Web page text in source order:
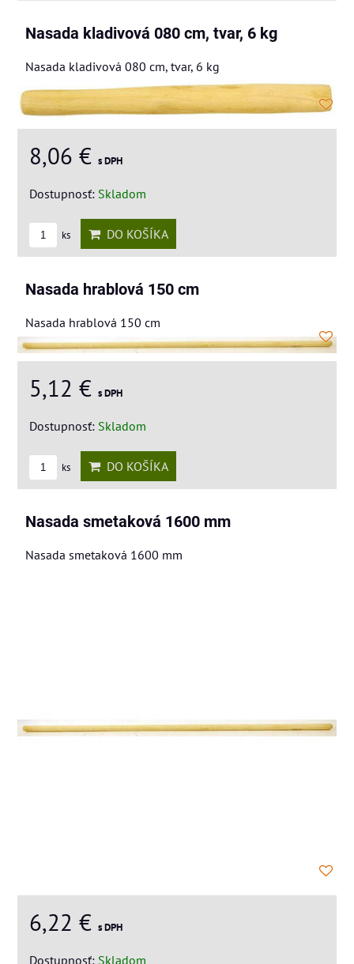
Nasada kladivová 080 cm, tvar, 6 kg
Nasada kladivová 080 cm, tvar, 6 kg
8,06 € s DPH
Dostupnosť: Skladom
ks DO KOŠÍKA
Nasada hrablová 150 cm
Nasada hrablová 150 cm
5,12 € s DPH
Dostupnosť: Skladom
ks DO KOŠÍKA
Nasada smetaková 1600 mm
Nasada smetaková 1600 mm
6,22 € s DPH
Dostupnosť: Skladom